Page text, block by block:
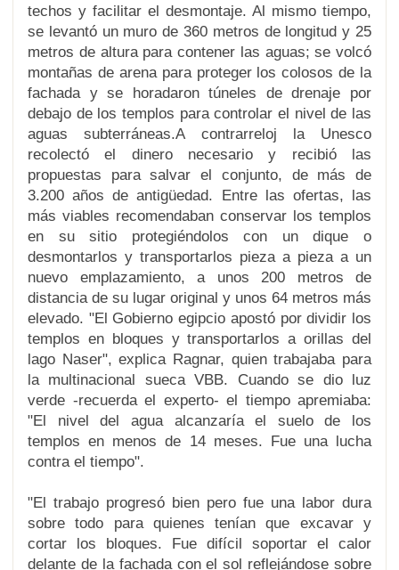
techos y facilitar el desmontaje. Al mismo tiempo,
se levantó un muro de 360 metros de longitud y 25
metros de altura para contener las aguas; se volcó
montañas de arena para proteger los colosos de la
fachada y se horadaron túneles de drenaje por
debajo de los templos para controlar el nivel de las
aguas subterráneas.A contrarreloj la Unesco
recolectó el dinero necesario y recibió las
propuestas para salvar el conjunto, de más de
3.200 años de antigüedad. Entre las ofertas, las
más viables recomendaban conservar los templos
en su sitio protegiéndolos con un dique o
desmontarlos y transportarlos pieza a pieza a un
nuevo emplazamiento, a unos 200 metros de
distancia de su lugar original y unos 64 metros más
elevado. "El Gobierno egipcio apostó por dividir los
templos en bloques y transportarlos a orillas del
lago Naser", explica Ragnar, quien trabajaba para
la multinacional sueca VBB. Cuando se dio luz
verde -recuerda el experto- el tiempo apremiaba:
"El nivel del agua alcanzaría el suelo de los
templos en menos de 14 meses. Fue una lucha
contra el tiempo".
"El trabajo progresó bien pero fue una labor dura
sobre todo para quienes tenían que excavar y
cortar los bloques. Fue difícil soportar el calor
delante de la fachada con el sol reflejándose sobre